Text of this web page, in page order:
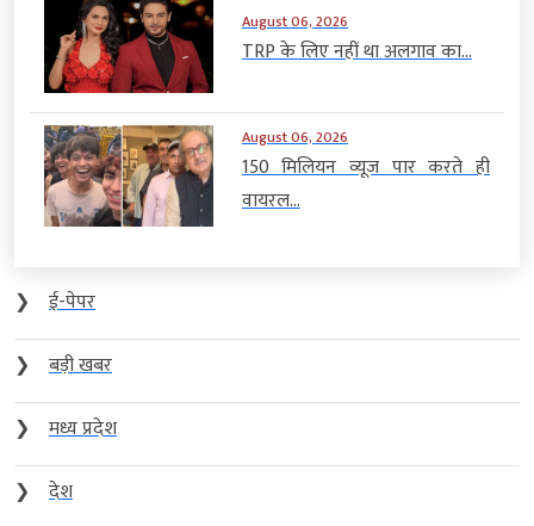
August 06, 2026
TRP के लिए नहीं था अलगाव का...
August 06, 2026
150 मिलियन व्यूज पार करते ही
वायरल...
❯
ई-पेपर
❯
बड़ी खबर
❯
मध्य प्रदेश
❯
देश